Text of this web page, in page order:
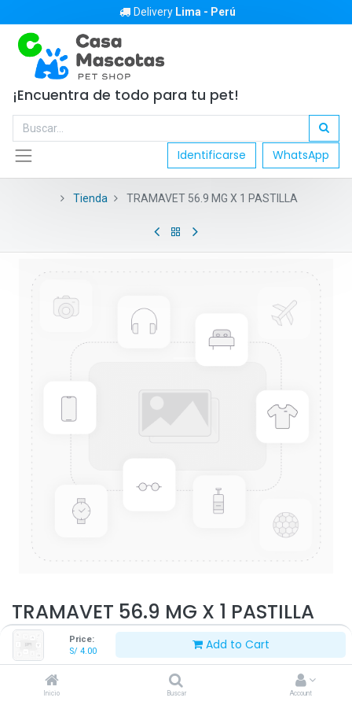
Price:
S/ 4.00 Add to Cart
Inicio Buscar Account
Delivery Lima - Perú
¡Encuentra de todo para tu pet!
Identificarse WhatsApp
Tienda TRAMAVET 56.9 MG X 1 PASTILLA
TRAMAVET 56.9 MG X 1 PASTILLA
S/ 4.00